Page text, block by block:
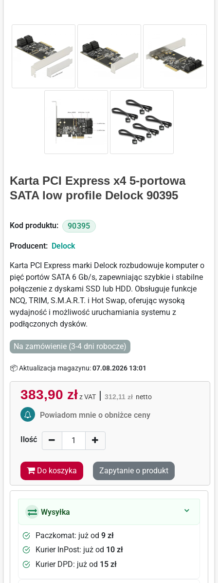
Karta PCI Express x4 5-portowa
SATA low profile Delock 90395
Kod produktu: 90395
Producent: Delock
Karta PCI Express marki Delock rozbudowuje komputer o
pięć portów SATA 6 Gb/s, zapewniając szybkie i stabilne
połączenie z dyskami SSD lub HDD. Obsługuje funkcje
NCQ, TRIM, S.M.A.R.T. i Hot Swap, oferując wysoką
wydajność i możliwość uruchamiania systemu z
podłączonych dysków.
Na zamówienie (3-4 dni robocze)
📦 Aktualizacja magazynu:07.08.2026 13:01
383,90 zł z VAT| 312,11 zł netto
Activate Price Alert
Powiadom mnie o obniżce ceny
Ilość
Do koszyka Zapytanie o produkt
Wysyłka
Paczkomat: już od 9 zł
Kurier InPost: już od 10 zł
Kurier DPD: już od 15 zł